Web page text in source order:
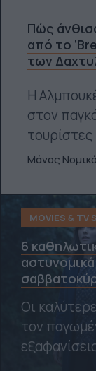
Πώς
από το
των
Η
στον
Μάνος
MOVIES & TV
6
Οι
τον